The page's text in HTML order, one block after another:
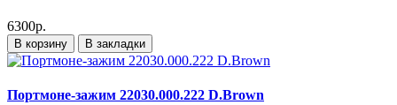
6300р.
В корзину В закладки
Портмоне-зажим 22030.000.222 D.Brown